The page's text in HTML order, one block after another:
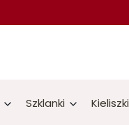
Szklanki Kieliszki